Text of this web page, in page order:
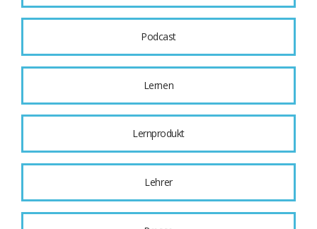
Podcast
Lernen
Lernprodukt
Lehrer